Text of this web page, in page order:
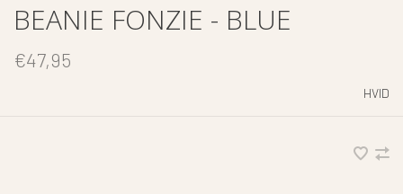
BEANIE FONZIE - BLUE
€47,95
HVID